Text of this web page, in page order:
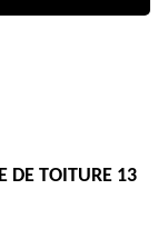
DE TOITURE 13